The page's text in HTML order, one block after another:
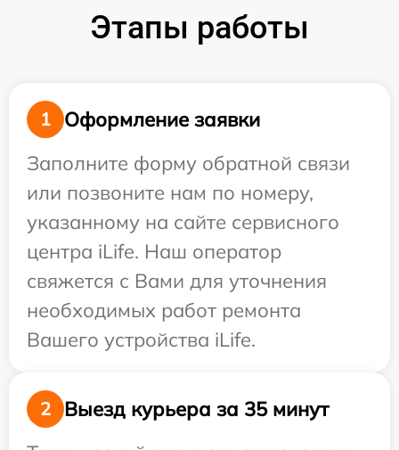
Этапы работы
1
Оформление заявки
Заполните форму обратной связи
или позвоните нам по номеру,
указанному на сайте сервисного
центра iLife. Наш оператор
свяжется с Вами для уточнения
необходимых работ ремонта
Вашего устройства iLife.
2
Выезд курьера за 35 минут